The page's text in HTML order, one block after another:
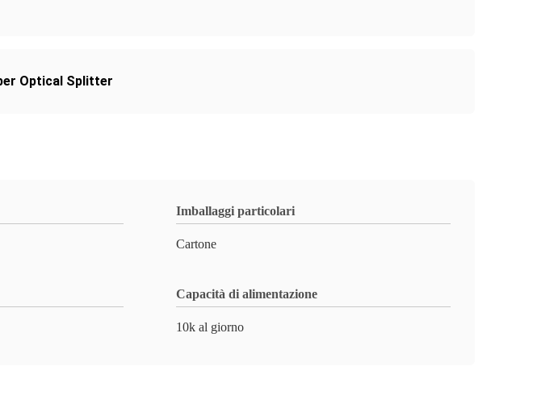
Optical Splitter
Imballaggi particolari
Cartone
Capacità di alimentazione
10k al giorno